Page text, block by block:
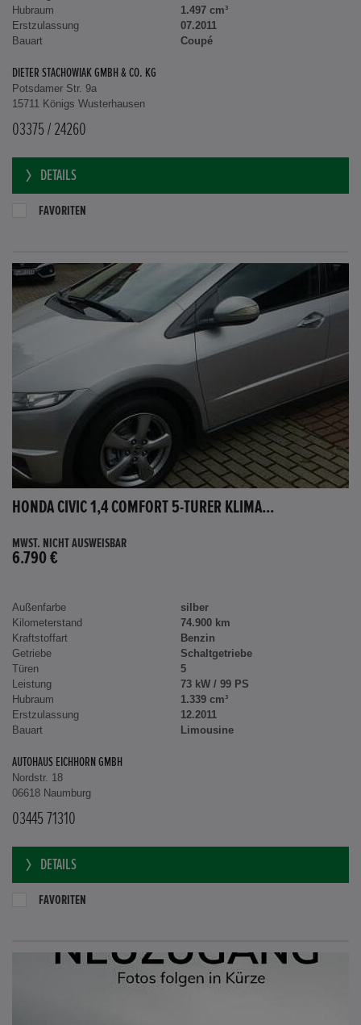
Hubraum
1.497 cm³
Erstzulassung
07.2011
Bauart
Coupé
DIETER STACHOWIAK GMBH & CO. KG
Potsdamer Str. 9a
15711 Königs Wusterhausen
03375 / 24260
DETAILS
FAVORITEN
HONDA CIVIC 1,4 COMFORT 5-TÜRER KLIMA...
MWST. NICHT AUSWEISBAR
6.790 €
Außenfarbe
silber
Kilometerstand
74.900 km
Kraftstoffart
Benzin
Getriebe
Schaltgetriebe
Türen
5
Leistung
73 kW / 99 PS
Hubraum
1.339 cm³
Erstzulassung
12.2011
Bauart
Limousine
AUTOHAUS EICHHORN GMBH
Nordstr. 18
06618 Naumburg
03445 71310
DETAILS
FAVORITEN